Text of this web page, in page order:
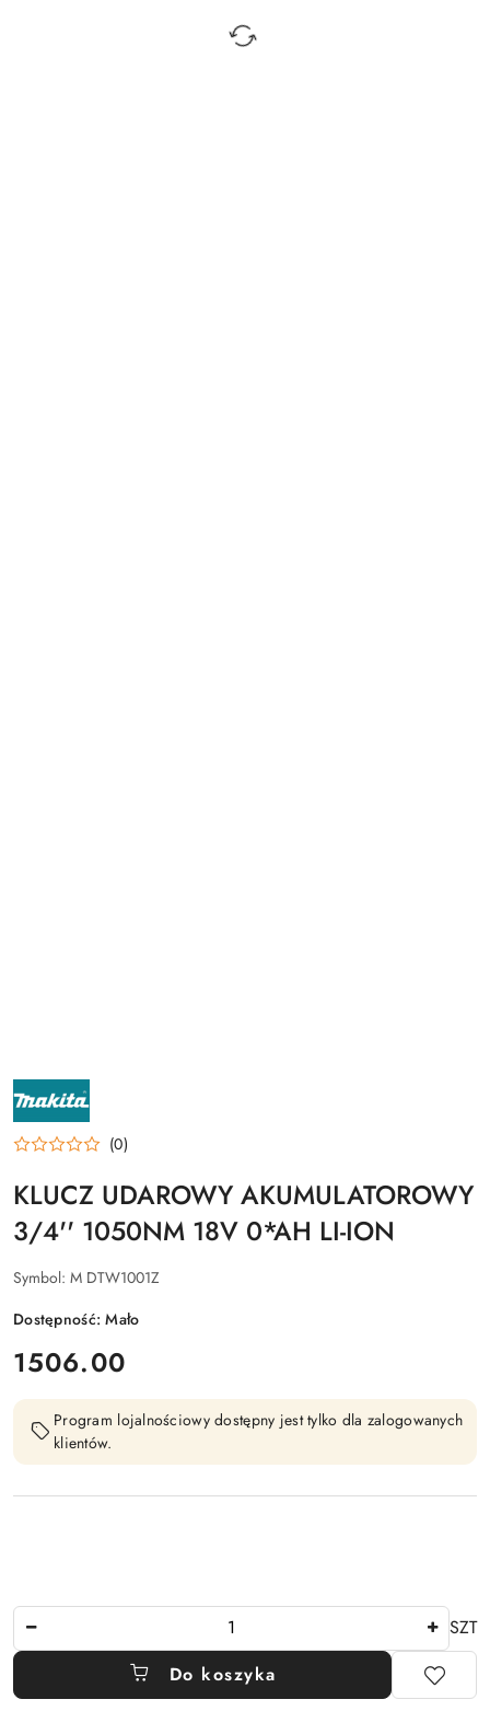
NAZWA
PRODUCENTA:
(0)
KLUCZ UDAROWY AKUMULATOROWY
3/4'' 1050NM 18V 0*AH LI-ION
Symbol: M DTW1001Z
Dostępność:Mało
cena:
1506.00
Program lojalnościowy dostępny jest tylko dla zalogowanych
klientów.
SZT
Do koszyka